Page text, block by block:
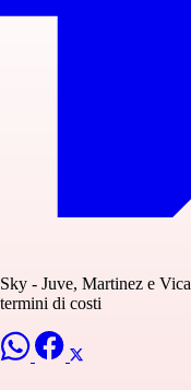
Sky - Juve, Martinez e
termini di costi